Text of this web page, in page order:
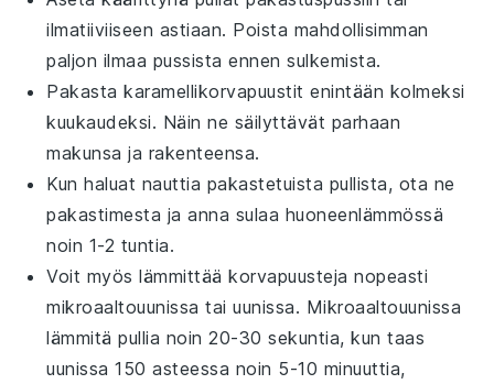
ilmatiiviiseen astiaan. Poista mahdollisimman
paljon ilmaa pussista ennen sulkemista.
Pakastakaramellikorvapuustit enintään kolmeksi
kuukaudeksi. Näin ne säilyttävät parhaan
makunsa ja rakenteensa.
Kun haluat nauttia pakastetuista pullista, ota ne
pakastimesta ja anna sulaa huoneenlämmössä
noin 1-2 tuntia.
Voit myös lämmittääkorvapuusteja nopeasti
mikroaaltouunissa taiuunissa. Mikroaaltouunissa
lämmitäpullia noin 20-30 sekuntia, kun taas
uunissa 150 asteessa noin 5-10 minuuttia,